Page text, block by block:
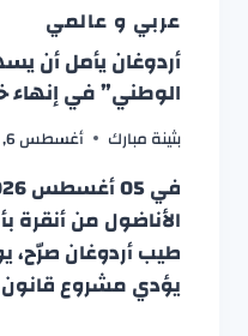
عربي و عالمي
أردوغان يأمل أن
الوطني” في إنهاء
بثينة مبارك أغسطس 6, 2026
الأناضول من أنقرة
طيب أردوغان صرّح،
يؤدي مشروع قانون